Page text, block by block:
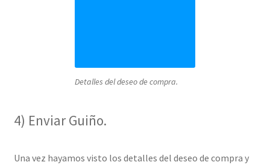
Detalles del deseo de compra.
4) Enviar Guiño.
Una vez hayamos visto los detalles del deseo de compra y